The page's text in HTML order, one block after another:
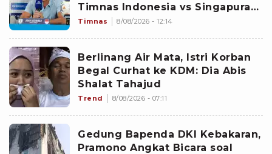
Timnas Indonesia vs Singapura
di Piala AFF 2026: Percuma
Timnas 8/08/2026 - 12:14
Berlinang Air Mata, Istri Korban
Begal Curhat ke KDM: Dia Abis
Shalat Tahajud
Trend 8/08/2026 - 07:11
Gedung Bapenda DKI Kebakaran,
Pramono Angkat Bicara soal